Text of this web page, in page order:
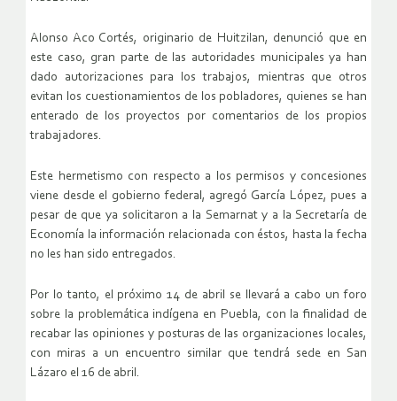
Alonso Aco Cortés, originario de Huitzilan, denunció que en
este caso, gran parte de las autoridades municipales ya han
dado autorizaciones para los trabajos, mientras que otros
evitan los cuestionamientos de los pobladores, quienes se han
enterado de los proyectos por comentarios de los propios
trabajadores.
Este hermetismo con respecto a los permisos y concesiones
viene desde el gobierno federal, agregó García López, pues a
pesar de que ya solicitaron a la Semarnat y a la Secretaría de
Economía la información relacionada con éstos, hasta la fecha
no les han sido entregados.
Por lo tanto, el próximo 14 de abril se llevará a cabo un foro
sobre la problemática indígena en Puebla, con la finalidad de
recabar las opiniones y posturas de las organizaciones locales,
con miras a un encuentro similar que tendrá sede en San
Lázaro el 16 de abril.